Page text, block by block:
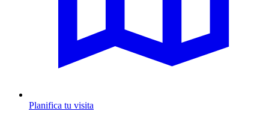
Planifica tu visita